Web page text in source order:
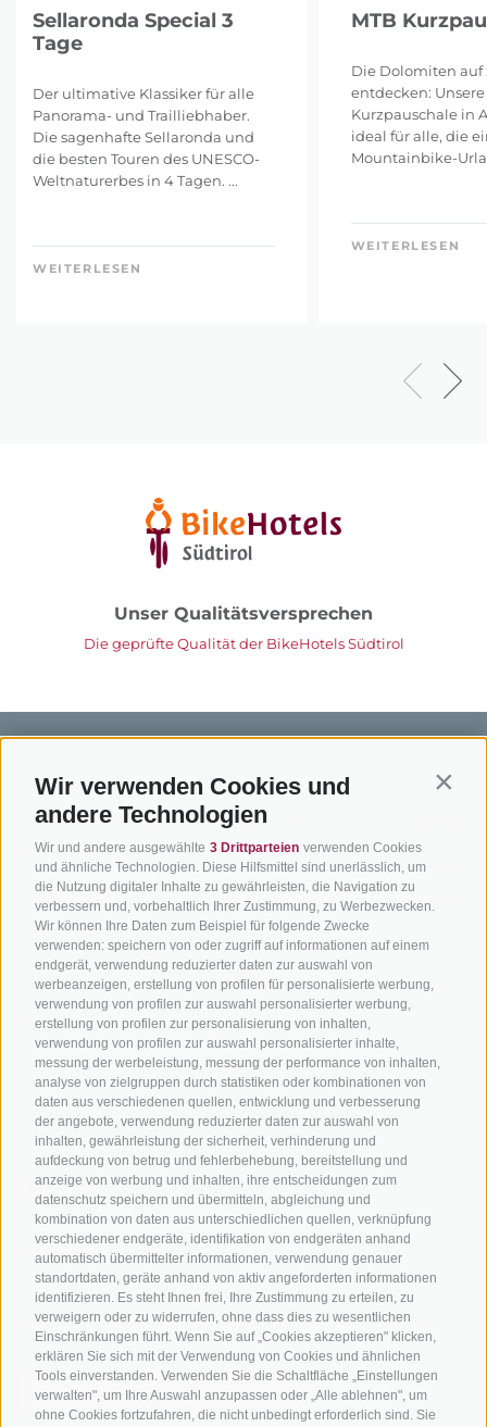
Wir verwenden Cookies und
andere Technologien
Wir und andere ausgewählte 3 Drittparteien verwenden Cookies
und ähnliche Technologien. Diese Hilfsmittel sind unerlässlich, um
die Nutzung digitaler Inhalte zu gewährleisten, die Navigation zu
verbessern und, vorbehaltlich Ihrer Zustimmung, zu Werbezwecken.
Wir können Ihre Daten zum Beispiel für folgende Zwecke
verwenden: speichern von oder zugriff auf informationen auf einem
endgerät, verwendung reduzierter daten zur auswahl von
werbeanzeigen, erstellung von profilen für personalisierte werbung,
verwendung von profilen zur auswahl personalisierter werbung,
erstellung von profilen zur personalisierung von inhalten,
verwendung von profilen zur auswahl personalisierter inhalte,
messung der werbeleistung, messung der performance von inhalten,
analyse von zielgruppen durch statistiken oder kombinationen von
daten aus verschiedenen quellen, entwicklung und verbesserung
der angebote, verwendung reduzierter daten zur auswahl von
inhalten, gewährleistung der sicherheit, verhinderung und
aufdeckung von betrug und fehlerbehebung, bereitstellung und
anzeige von werbung und inhalten, ihre entscheidungen zum
datenschutz speichern und übermitteln, abgleichung und
kombination von daten aus unterschiedlichen quellen, verknüpfung
verschiedener endgeräte, identifikation von endgeräten anhand
automatisch übermittelter informationen, verwendung genauer
standortdaten, geräte anhand von aktiv angeforderten informationen
identifizieren. Es steht Ihnen frei, Ihre Zustimmung zu erteilen, zu
verweigern oder zu widerrufen, ohne dass dies zu wesentlichen
Einschränkungen führt. Wenn Sie auf „Cookies akzeptieren" klicken,
erklären Sie sich mit der Verwendung von Cookies und ähnlichen
Tools einverstanden. Verwenden Sie die Schaltfläche „Einstellungen
verwalten", um Ihre Auswahl anzupassen oder „Alle ablehnen", um
ohne Cookies fortzufahren, die nicht unbedingt erforderlich sind. Sie
Sellaronda Special 3
Tage
Der ultimative Klassiker für alle
Panorama- und Trailliebhaber.
Die sagenhafte Sellaronda und
die besten Touren des UNESCO-
Weltnaturerbes in 4 Tagen. ...
WEITERLESEN
MTB
Die Dolomiten auf
entdecken: Unsere
Kurzpauschale in
ideal für alle, die
Mountainbike-
WEITERLESEN
Unser Qualitätsversprechen
Die geprüfte Qualität der BikeHotels Südtirol
BIKEHOTELS
SÜDTIROL
Hotels & Pakete
Urlaubspakete
Unsere Gutscheine
Hot Deals
Bike & Work
BIKEN IN
SÜDTIROL
Mountainbiken in
Südtirol
Rennradfahren in
Südtirol
Radwege in Südtirol
Bikeshops & Verleihe
Bike-Schulen
Tourenzentrale
Kontakt
Anreise
Zum
info@bikehotels.it
MELDE DICH ZU UNSEREM NEWSLETTER AN!